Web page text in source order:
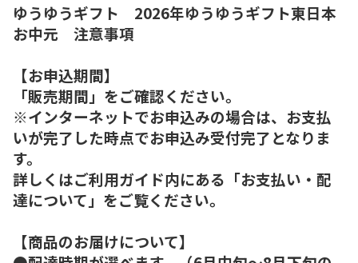
ゆうゆうギフト 2026年ゆうゆうギフト東日本
お中元 注意事項
【お申込期間】
「販売期間」をご確認ください。
※インターネットでお申込みの場合は、お支払
いが完了した時点でお申込み受付完了となりま
す。
詳しくはご利用ガイド内にある「お支払い・配
達について」をご覧ください。
【商品のお届けについて】